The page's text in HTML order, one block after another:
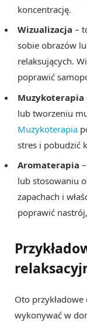
koncentrację.
Wizualizacja –
sobie obrazów
relaksujących.
poprawić
Muzykoterapia
lub tworzeniu
Muzykoterapia
stres i pobudzić
Aromaterapia
lub stosowaniu
zapachach i
poprawić
Oto
wykonywać w